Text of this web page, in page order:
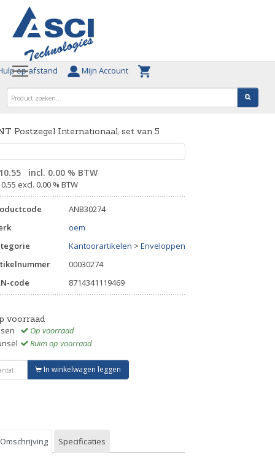
op afstand Mijn Account
Postzegel Internationaal, set van 5
incl. 0.00 % BTW
excl. 0.00 % BTW
ANB30274
oem
Kantoorartikelen > Enveloppen
00030274
code
8714341119469
voorraad
Op voorraad
Ruim op voorraad
In winkelwagen leggen
Omschrijving Specificaties